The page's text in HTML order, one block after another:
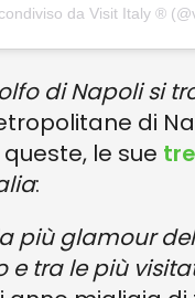
da Visit Italy ®
di Napoli si
di
le sue
:
più glamour del
e tra le più